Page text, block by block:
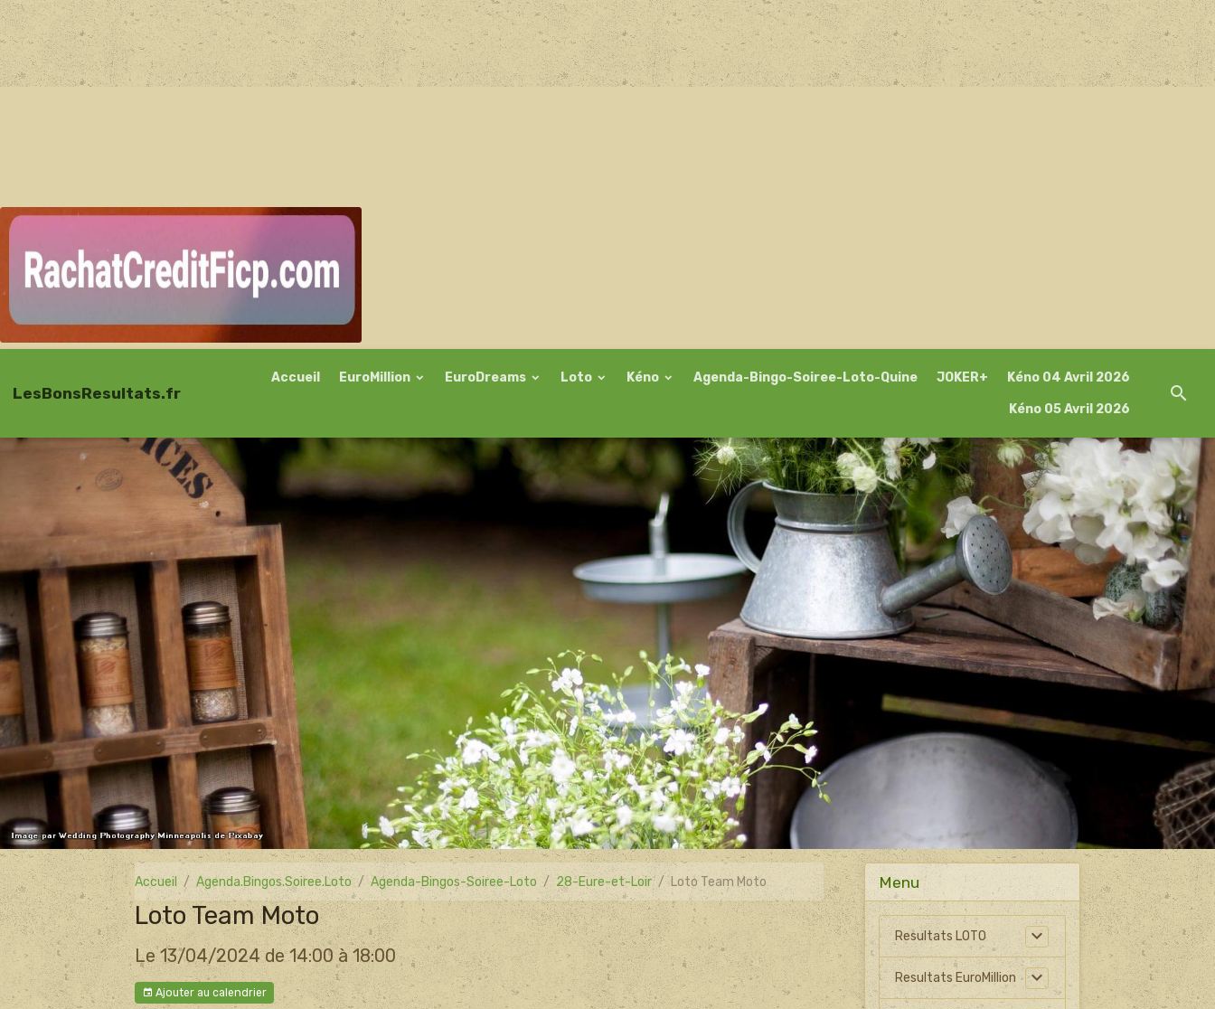
LesBonsResultats.fr
Accueil EuroMillion EuroDreams Loto Kéno Agenda-Bingo-Soiree-Loto-Quine JOKER+ Kéno 04 Avril 2026
Kéno 05 Avril 2026
Accueil Agenda.Bingos.Soiree.Loto Agenda-Bingos-Soiree-Loto 28-Eure-et-Loir Loto Team Moto
Loto Team Moto
Le 13/04/2024 de 14:00 à 18:00
Ajouter au calendrier
Menu
Resultats LOTO
Resultats EuroMillion